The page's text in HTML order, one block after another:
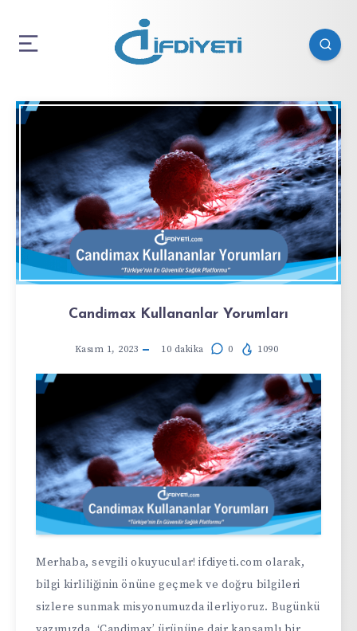
Candimax Kullananlar Yorumları
Kasım 1, 2023 10 dakika 0 1090
Merhaba, sevgili okuyucular! ifdiyeti.com olarak,
bilgi kirliliğinin önüne geçmek ve doğru bilgileri
sizlere sunmak misyonumuzda ilerliyoruz. Bugünkü